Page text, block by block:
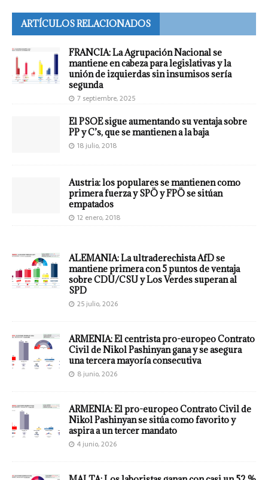
ARTÍCULOS RELACIONADOS
FRANCIA: La Agrupación Nacional se
mantiene en cabeza para legislativas y la
unión de izquierdas sin insumisos sería
segunda
7 septiembre, 2025
El PSOE sigue aumentando su ventaja sobre
PP y C’s, que se mantienen a la baja
18 julio, 2018
Austria: los populares se mantienen como
primera fuerza y SPÖ y FPÖ se sitúan
empatados
12 enero, 2018
ALEMANIA: La ultraderechista AfD se
mantiene primera con 5 puntos de ventaja
sobre CDU/CSU y Los Verdes superan al
SPD
25 julio, 2026
ARMENIA: El centrista pro-europeo Contrato
Civil de Nikol Pashinyan gana y se asegura
una tercera mayoría consecutiva
8 junio, 2026
ARMENIA: El pro-europeo Contrato Civil de
Nikol Pashinyan se sitúa como favorito y
aspira a un tercer mandato
4 junio, 2026